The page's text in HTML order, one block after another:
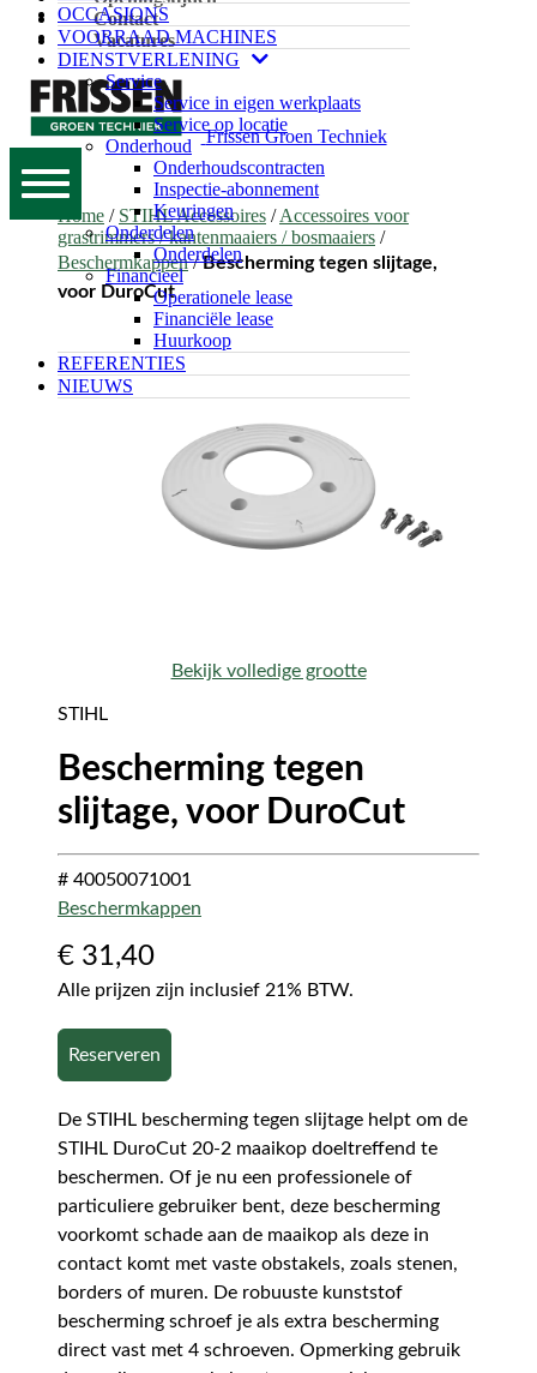
OCCASIONS
VOORRAAD MACHINES
DIENSTVERLENING
Service
Service in eigen werkplaats
Service op locatie
Onderhoud
Onderhoudscontracten
Inspectie-abonnement
Keuringen
Onderdelen
Onderdelen
Financieel
Operationele lease
Financiële lease
Huurkoop
REFERENTIES
NIEUWS
Contact
Vacatures
Frissen Groen Techniek
Home / STIHL Accessoires /Accessoires voor
grastrimmers / kantenmaaiers / bosmaaiers /
Beschermkappen/Bescherming tegen slijtage,
voor DuroCut
Bekijk volledige grootte
STIHL
Bescherming tegen
slijtage, voor DuroCut
# 40050071001
Beschermkappen
€ 31,40
Alle prijzen zijn inclusief 21% BTW.
Reserveren
De STIHL bescherming tegen slijtage helpt om de
STIHL DuroCut 20-2 maaikop doeltreffend te
beschermen. Of je nu een professionele of
particuliere gebruiker bent, deze bescherming
voorkomt schade aan de maaikop als deze in
contact komt met vaste obstakels, zoals stenen,
borders of muren. De robuuste kunststof
bescherming schroef je als extra bescherming
direct vast met 4 schroeven. Opmerking gebruik